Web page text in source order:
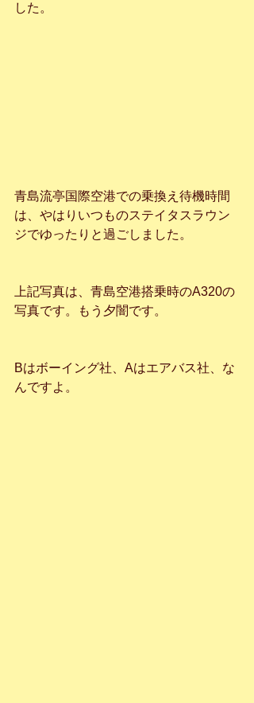
した。
青島流亭国際空港での乗換え待機時間
は、やはりいつものステイタスラウン
ジでゆったりと過ごしました。
上記写真は、青島空港搭乗時のA320の
写真です。もう夕闇です。
Bはボーイング社、Aはエアバス社、な
んですよ。